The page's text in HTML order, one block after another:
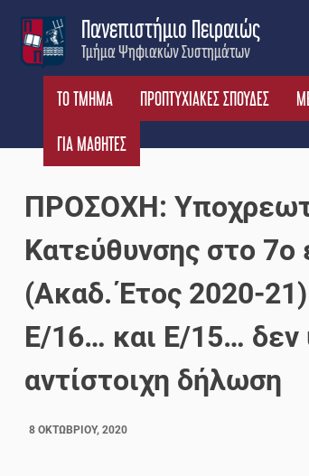
content
Τμήμα Ψηφιακών Συστημάτων
Πανεπιστήμιο Πειραιώς
ΤΟ ΤΜΗΜΑ ΠΡΟΠΤΥΧΙΑΚΕΣ ΣΠΟΥΔΕΣ
ΓΙΑ ΜΑΘΗΤΕΣ
ΠΡΟΣΟΧΗ:
Κατεύθυνσης στο
(Ακαδ. Έτος 2020-
Ε/16… και Ε/15… δεν
αντίστοιχη δήλωση
8 ΟΚΤΩΒΡΊΟΥ, 2020